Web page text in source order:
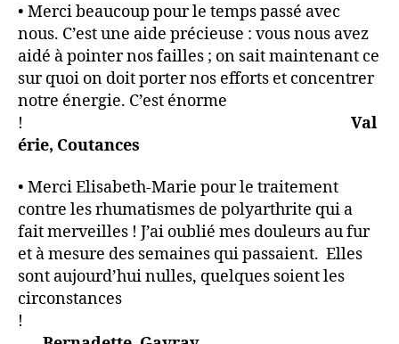
• Merci beaucoup pour le temps passé avec
nous. C’est une aide précieuse : vous nous avez
aidé à pointer nos failles ; on sait maintenant ce
sur quoi on doit porter nos efforts et concentrer
notre énergie. C’est énorme
! Val
érie, Coutances
• Merci Elisabeth-Marie pour le traitement
contre les rhumatismes de polyarthrite qui a
fait merveilles ! J’ai oublié mes douleurs au fur
et à mesure des semaines qui passaient. Elles
sont aujourd’hui nulles, quelques soient les
circonstances
!